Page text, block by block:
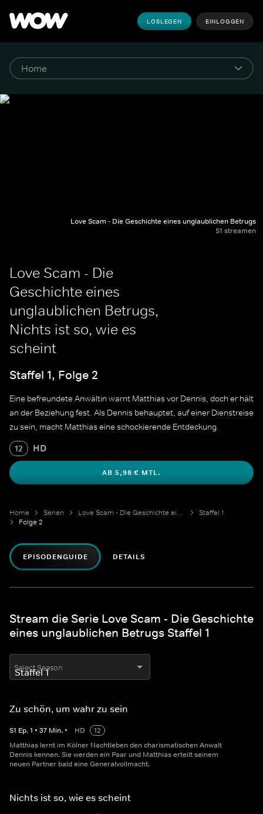
LOSLEGEN EINLOGGEN
Love Scam - Die Geschichte eines unglaublichen Betrugs
S1 streamen
Love Scam - Die
Geschichte eines
unglaublichen Betrugs,
Nichts ist so, wie es
scheint
Staffel 1, Folge 2
Eine befreundete Anwältin warnt Matthias vor Dennis, doch er hält
an der Beziehung fest. Als Dennis behauptet, auf einer Dienstreise
zu sein, macht Matthias eine schockierende Entdeckung.
12 HD
AB 5,98 € MTL.
Home Serien Love Scam - Die Geschichte eines unglaublichen Betrugs
Staffel 1
Folge 2
EPISODENGUIDE DETAILS
Stream die Serie Love Scam - Die Geschichte
eines unglaublichen Betrugs Staffel 1
Select Season
Zu schön, um wahr zu sein
S1 Ep.1 • 37 Min. • HD
12
Matthias lernt im Kölner Nachtleben den charismatischen Anwalt
Dennis kennen. Sie werden ein Paar und Matthias erteilt seinem
neuen Partner bald eine Generalvollmacht.
Nichts ist so, wie es scheint